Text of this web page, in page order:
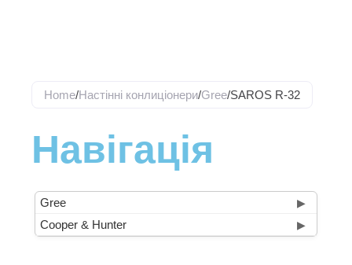
Home/Настінні конлиціонери/Gree/SAROS R-32
Навігація
Gree ▶
Cooper & Hunter ▶